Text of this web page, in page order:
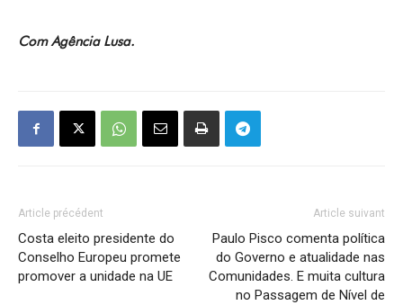
Com Agência Lusa.
Article précédent
Costa eleito presidente do
Conselho Europeu promete
promover a unidade na UE
Article suivant
Paulo Pisco comenta política
do Governo e atualidade nas
Comunidades. E muita cultura
no Passagem de Nível de